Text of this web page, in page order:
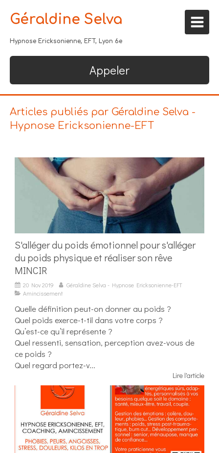
Géraldine Selva
Hypnose Ericksonienne, EFT, Lyon 6e
Appeler
Articles publiés par Géraldine Selva -
Hypnose Ericksonienne-EFT
S'alléger du poids émotionnel pour s'alléger
du poids physique et réaliser son rêve
MINCIR
20 Nov 2019
Géraldine Selva - Hypnose Ericksonienne-EFT
Amincissement
Quelle définition peut-on donner au poids ?
Quel poids exerce-t-til dans votre corps ?
Qu’est-ce qu’il représente ?
Quel ressenti, sensation, perception avez-vous de
ce poids ?
Quel regard portez-v...
Lire l'article